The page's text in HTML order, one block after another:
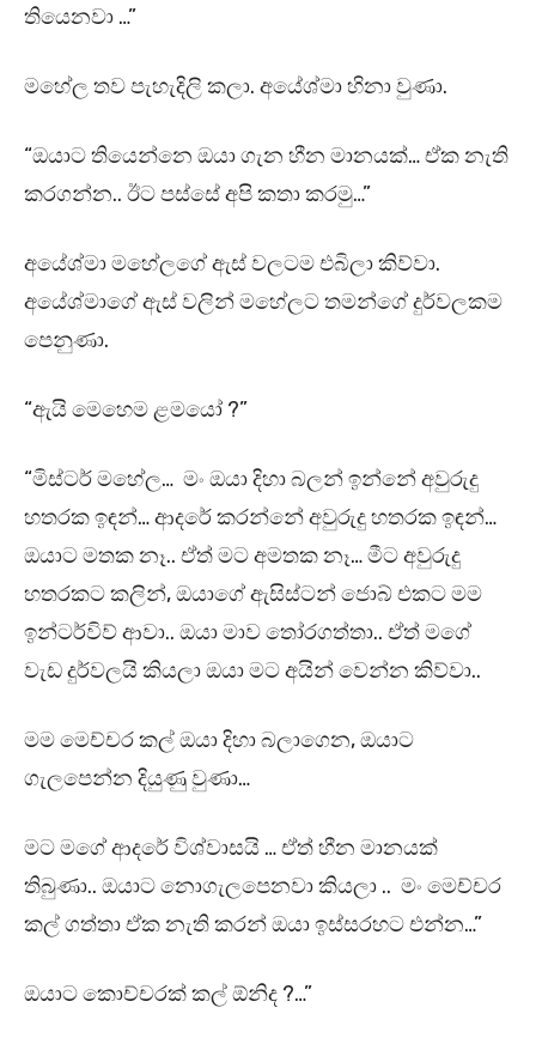
තියෙනවා …”
මහේල තව පැහැදිලි කලා. අයේශ්මා හිනා වුණා.
“ඔයාට තියෙන්නෙ ඔයා ගැන හීන මානයක්… ඒක නැති
කරගන්න.. ඊට පස්සේ අපි කතා කරමු…”
අයේශ්මා මහේලගේ ඇස් වලටම එබිලා කිව්වා.
අයේශ්මාගේ ඇස් වලින් මහේලට තමන්ගේ දුර්වලකම
පෙනුණා.
“ඇයි මෙහෙම ළමයෝ ?”
“මිස්ටර් මහේල… මං ඔයා දිහා බලන් ඉන්නේ අවුරුදු
හතරක ඉඳන්… ආදරේ කරන්නේ අවුරුදු හතරක ඉඳන්…
ඔයාට මතක නෑ.. ඒත් මට අමතක නෑ… මීට අවුරුදු
හතරකට කලින්, ඔයාගේ ඇසිස්ටන් ජොබ් එකට මම
ඉන්ටර්විව් ආවා.. ඔයා මාව තෝරගත්තා.. ඒත් මගේ
වැඩ දුර්වලයි කියලා ඔයා මට අයින් වෙන්න කිව්වා..
මම මෙච්චර කල් ඔයා දිහා බලාගෙන, ඔයාට
ගැලපෙන්න දියුණු වුණා…
මට මගේ ආදරේ විශ්වාසයි … ඒත් හීන මානයක්
තිබුණා.. ඔයාට නොගැලපෙනවා කියලා .. මං මෙච්චර
කල් ගත්තා ඒක නැති කරන් ඔයා ඉස්සරහට එන්න…”
ඔයාට කොච්චරක් කල් ඕනිද ?…”